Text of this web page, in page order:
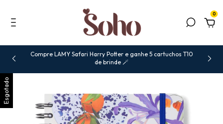
0
Compre LAMY Safari Harry Potter e ganhe 5 cartuchos T10
de brinde 🪄
Esgotado